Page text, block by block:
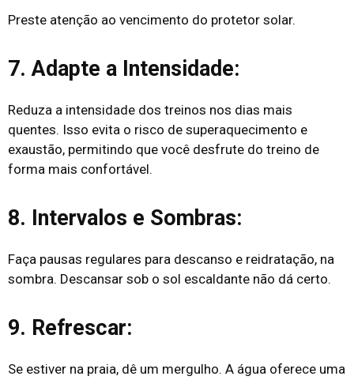
Preste atenção ao vencimento do protetor solar.
7. Adapte a Intensidade:
Reduza a intensidade dos treinos nos dias mais
quentes. Isso evita o risco de superaquecimento e
exaustão, permitindo que você desfrute do treino de
forma mais confortável.
8. Intervalos e Sombras:
Faça pausas regulares para descanso e reidratação, na
sombra. Descansar sob o sol escaldante não dá certo.
9. Refrescar:
Se estiver na praia, dê um mergulho. A água oferece uma